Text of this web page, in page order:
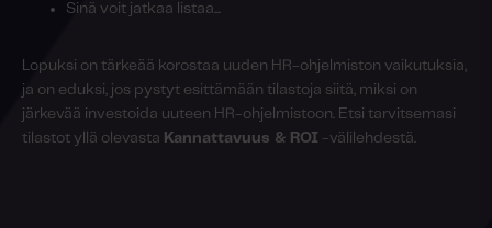
Sinä voit jatkaa listaa...
Lopuksi on tärkeää korostaa uuden HR-ohjelmiston vaikutuksia,
ja on eduksi, jos pystyt esittämään tilastoja siitä, miksi on
järkevää investoida uuteen HR-ohjelmistoon. Etsi tarvitsemasi
tilastot yllä olevasta Kannattavuus & ROI -välilehdestä.